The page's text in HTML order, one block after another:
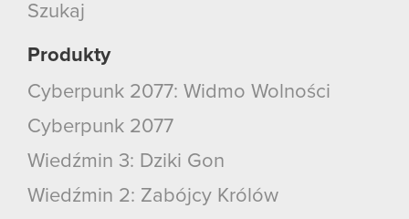
Szukaj
Produkty
Cyberpunk 2077: Widmo Wolności
Cyberpunk 2077
Wiedźmin 3: Dziki Gon
Wiedźmin 2: Zabójcy Królów